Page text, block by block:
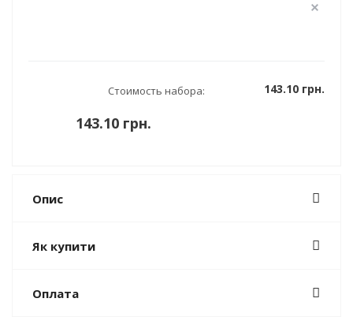
Стоимость набора: 143.10 грн.
143.10 грн.
Опис
Як купити
Оплата